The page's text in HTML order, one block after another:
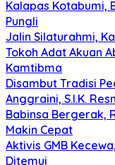
Kalapas Kotabumi,
Pungli
Jalin Silaturahmi,
Tokoh Adat Akuan
Kamtibma
Disambut Tradisi
Anggraini, S.I.K.
Babinsa Bergerak,
Makin Cepat
Aktivis GMB
Ditemui